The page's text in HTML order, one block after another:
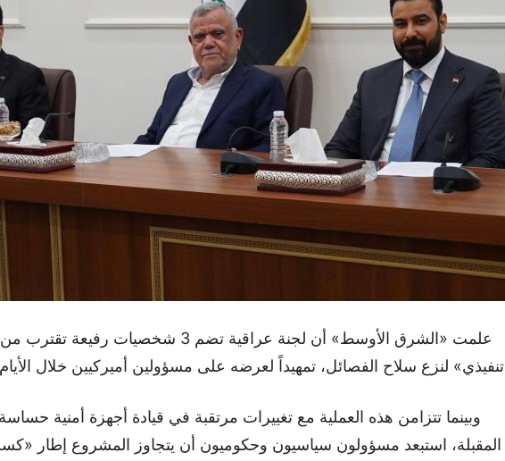
علمت «الشرق الأوسط» أن لجنة عراقية تضم 3
تنفيذي» لنزع سلاح الفصائل، تمهيداً لعرضه على مسؤولين أميركيين خلال الأيام
وبينما تتزامن هذه العملية مع تغييرات مرتقبة في قيادة أجهزة أمنية
المقبلة، استبعد مسؤولون سياسيون وحكوميون أن يتجاوز المشروع إطار